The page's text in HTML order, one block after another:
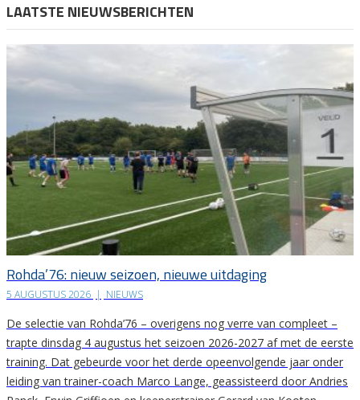
LAATSTE NIEUWSBERICHTEN
Rohda’76: nieuw seizoen, nieuwe uitdaging
5 AUGUSTUS 2026 | NIEUWS
De selectie van Rohda’76 – overigens nog verre van compleet –
trapte dinsdag 4 augustus het seizoen 2026-2027 af met de eerste
training. Dat gebeurde voor het derde opeenvolgende jaar onder
leiding van trainer-coach Marco Lange, geassisteerd door Andries